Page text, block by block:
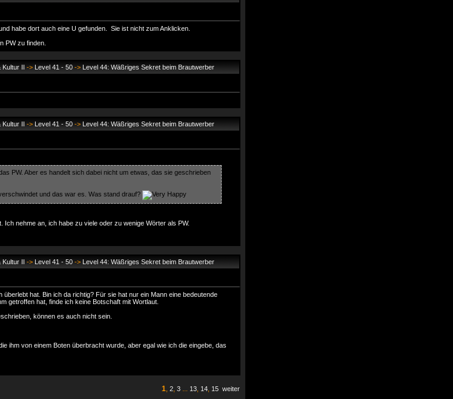
habe dort auch eine U gefunden. Sie ist nicht zum Anklicken.
PW zu finden.
Kultur II -> Level 41 - 50 -> Level 44: Wäßriges Sekret beim Brautwerber
Kultur II -> Level 41 - 50 -> Level 44: Wäßriges Sekret beim Brautwerber
PW. Aber es handelt sich dabei nicht um etwas, das sie geschrieben
und das war es. Was stand drauf?
Ich nehme an, ich habe zu viele oder zu wenige Wörter als PW.
Kultur II -> Level 41 - 50 -> Level 44: Wäßriges Sekret beim Brautwerber
hat. Bin ich da richtig? Für sie hat nur ein Mann eine bedeutende
getroffen hat, finde ich keine Botschaft mit Wortlaut.
können es auch nicht sein.
ihm von einem Boten überbracht wurde, aber egal wie ich die eingebe, das
1 2 3 13 14 15 weiter